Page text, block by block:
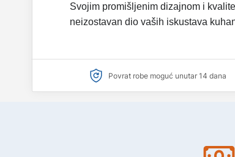
Svojim promišljenim dizajnom i
neizostavan dio vaših iskustava
Povrat robe moguć unutar 14 dana